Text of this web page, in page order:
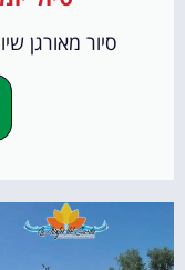
סיור מאורגן